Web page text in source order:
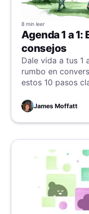
8 min leer
Agenda 1 a
consejos
Dale vida a tus 1
rumbo en
estos 10 pasos
sea una
objetivos.
James Moffatt